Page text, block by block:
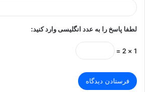
لطفا پاسخ را به عدد انگلیسی وارد کنید:
1 × 2 =